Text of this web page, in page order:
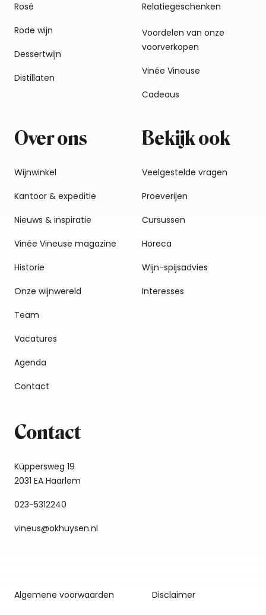
Rosé
Rode wijn
Dessertwijn
Distillaten
Relatiegeschenken
Voordelen van onze
voorverkopen
Vinée Vineuse
Cadeaus
Over ons
Wijnwinkel
Kantoor & expeditie
Nieuws & inspiratie
Vinée Vineuse magazine
Historie
Onze wijnwereld
Team
Vacatures
Agenda
Contact
Bekijk ook
Veelgestelde vragen
Proeverijen
Cursussen
Horeca
Wijn-spijsadvies
Interesses
Contact
Küppersweg 19
2031 EA Haarlem
023-5312240
vineus@okhuysen.nl
Algemene voorwaarden
Disclaimer